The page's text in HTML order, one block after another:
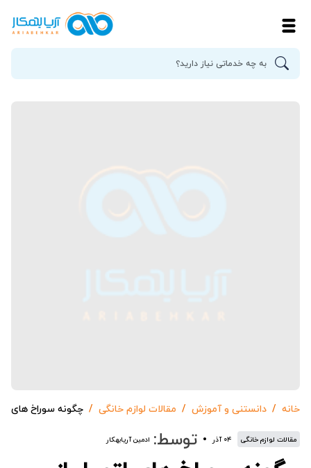
خانه دانستنی و آموزش مقالات لوازم خانگی چگونه سوراخ های
مقالات لوازم خانگی ۰۴ آذر توسط: ادمین آریابهکار